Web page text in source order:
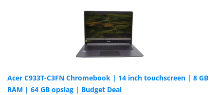
Acer C933T-C3FN Chromebook | 14 inch touchscreen | 8 GB
RAM | 64 GB opslag | Budget Deal